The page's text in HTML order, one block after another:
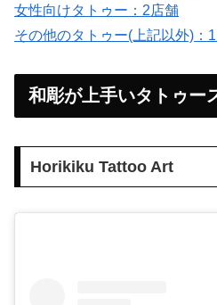
女性向けタトゥー：2店舗
その他のタトゥー(上記以外)：
和彫が上手いタトゥー
Horikiku Tattoo Art